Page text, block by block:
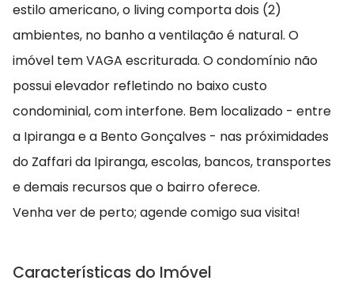
estilo americano, o living comporta dois (2)
ambientes, no banho a ventilação é natural. O
imóvel tem VAGA escriturada. O condomínio não
possui elevador refletindo no baixo custo
condominial, com interfone. Bem localizado - entre
a Ipiranga e a Bento Gonçalves - nas próximidades
do Zaffari da Ipiranga, escolas, bancos, transportes
e demais recursos que o bairro oferece.
Venha ver de perto; agende comigo sua visita!
Características do Imóvel